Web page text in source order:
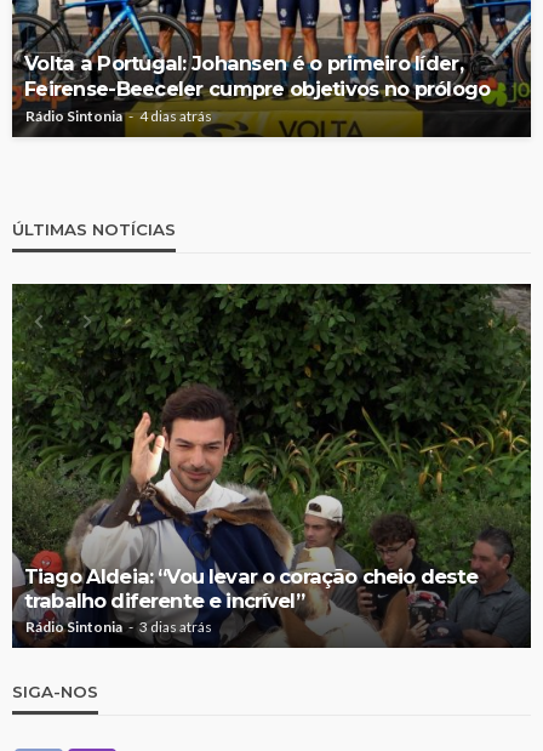
Volta a Portugal: Johansen é o primeiro líder,
Feirense-Beeceler cumpre objetivos no prólogo
Rádio Sintonia 4 dias atrás
ÚLTIMAS NOTÍCIAS
Tiago Aldeia: “Vou levar o coração cheio deste
trabalho diferente e incrível”
Rádio Sintonia 3 dias atrás
SIGA-NOS